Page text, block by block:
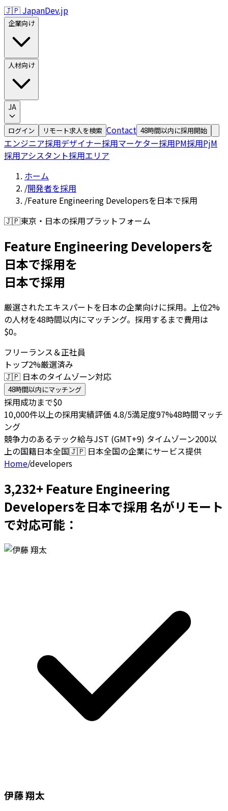
🇯🇵 JapanDev.jp
企業向け
人材向け
JA
ログイン リモート求人を検索 Contact 48時間以内に採用開始
エンジニア採用デザイナー採用マーケター採用PM採用PjM
採用アシスタント採用エリア
ホーム
/開発者を採用
/Feature Engineering Developersを日本で採用
🇯🇵東京・日本の採用プラットフォーム
Feature Engineering Developersを
日本で採用を
日本で採用
厳選されたエキスパートを日本の企業向けに採用。上位2%
の人材を48時間以内にマッチング。採用するまで費用は
$0。
フリーランス＆正社員
トップ2%厳選済み
🇯🇵 日本のタイムゾーン対応
48時間以内にマッチング
採用成功まで$0
10,000件以上の採用実績評価 4.8/5満足度97%48時間マッチ
ング
競争力のあるテック給与JST (GMT+9) タイムゾーン200以
上の国籍日本全国🇯🇵 日本全国の企業にサービス提供
Home/developers
3,232+ Feature Engineering
Developersを日本で採用 名がリモート
で対応可能：
伊藤 翔太